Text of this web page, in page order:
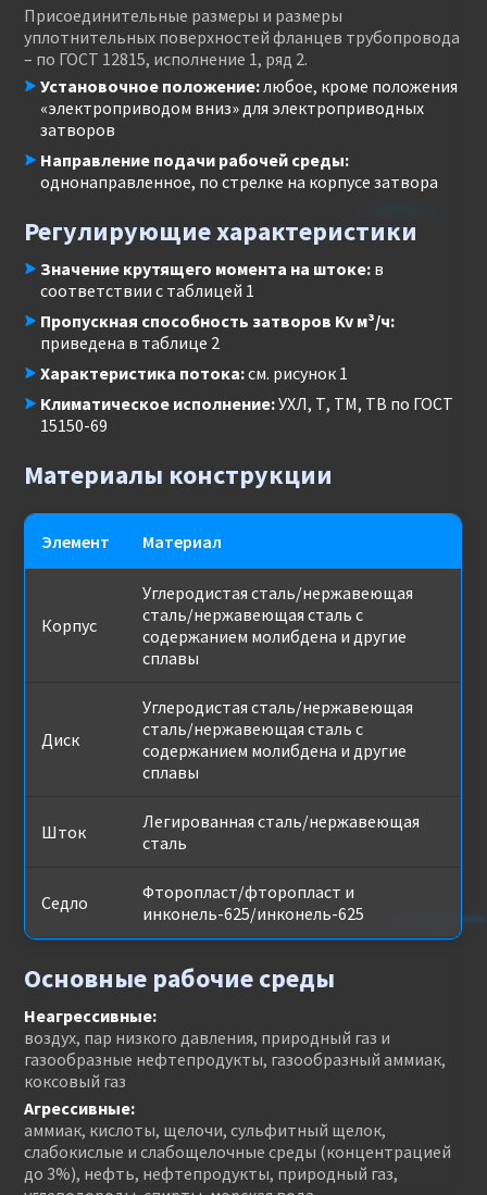
Присоединительные размеры и размеры
уплотнительных поверхностей фланцев трубопровода
– по ГОСТ 12815, исполнение 1, ряд 2.
Установочное положение:любое, кроме положения
«электроприводом вниз» для электроприводных
затворов
Направление подачи рабочей среды:
однонаправленное, по стрелке на корпусе затвора
Регулирующие характеристики
Значение крутящего момента на штоке: в
соответствии с таблицей 1
Пропускная способность затворов Kv м³/ч:
приведена в таблице 2
Характеристика потока:см. рисунок 1
Климатическое исполнение:УХЛ, Т, ТМ, ТВ по ГОСТ
15150-69
Материалы конструкции
Элемент Материал
Корпус
Углеродистая сталь/нержавеющая
сталь/нержавеющая сталь с
содержанием молибдена и другие
сплавы
Диск
Углеродистая сталь/нержавеющая
сталь/нержавеющая сталь с
содержанием молибдена и другие
сплавы
Шток
Легированная сталь/нержавеющая
сталь
Седло
Фторопласт/фторопласт и
инконель-625/инконель-625
Основные рабочие среды
Неагрессивные:
воздух, пар низкого давления, природный газ и
газообразные нефтепродукты, газообразный аммиак,
коксовый газ
Агрессивные:
аммиак, кислоты, щелочи, сульфитный щелок,
слабокислые и слабощелочные среды (концентрацией
до 3%), нефть, нефтепродукты, природный газ,